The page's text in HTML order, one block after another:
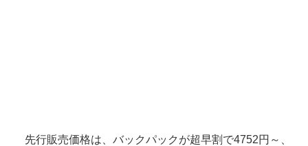
先行販売価格は、バックパックが超早割で4752円～、